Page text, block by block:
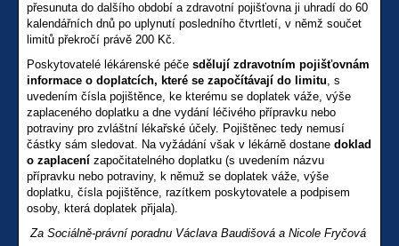
přesunuta do dalšího období a zdravotní pojišťovna ji uhradí do 60
kalendářních dnů po uplynutí posledního čtvrtletí, v němž součet
limitů překročí právě 200 Kč.
Poskytovatelé lékárenské péče sdělují zdravotním pojišťovnám
informace o doplatcích, které se započítávají do limitu, s
uvedením čísla pojištěnce, ke kterému se doplatek váže, výše
zaplaceného doplatku a dne vydání léčivého přípravku nebo
potraviny pro zvláštní lékařské účely. Pojištěnec tedy nemusí
částky sám sledovat. Na vyžádání však v lékárně dostane doklad
o zaplacení započitatelného doplatku (s uvedením názvu
přípravku nebo potraviny, k němuž se doplatek váže, výše
doplatku, čísla pojištěnce, razítkem poskytovatele a podpisem
osoby, která doplatek přijala).
Za Sociálně-právní poradnu Václava Baudišová a Nicole Fryčová